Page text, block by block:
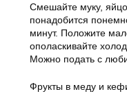
Смешайте муку,
понадобится
минут. Положите
ополаскивайте
Можно подать с
Фрукты в меду и